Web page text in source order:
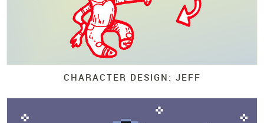
CHARACTER DESIGN: JEFF